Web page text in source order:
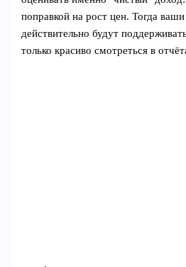
поправкой на рост цен. Тогда
действительно будут
только красиво смотреться в